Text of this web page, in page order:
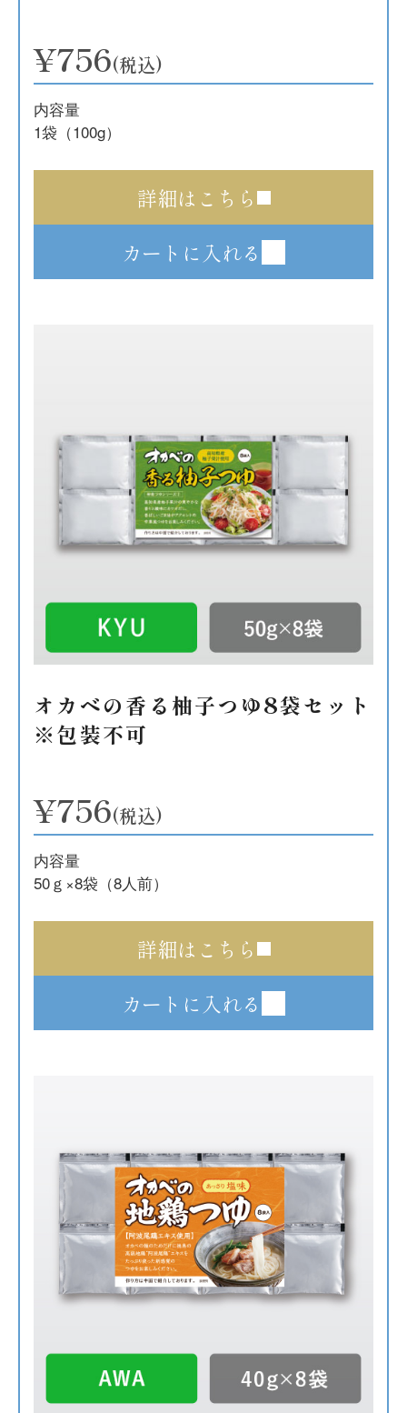
内容量
1袋（100g）
¥756(税込)
詳細はこちら
カートに入れる
オカベの香る柚子つゆ8袋セット
※包装不可
内容量
50ｇ×8袋（8人前）
¥756(税込)
詳細はこちら
カートに入れる